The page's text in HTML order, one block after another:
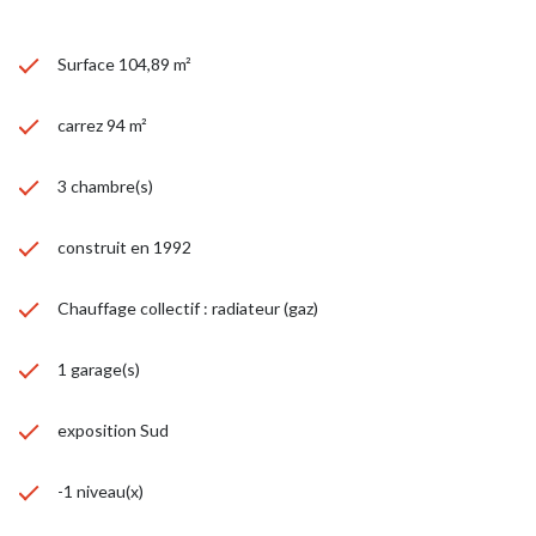
Surface 104,89 m²
carrez 94 m²
3 chambre(s)
construit en 1992
Chauffage collectif : radiateur (gaz)
1 garage(s)
exposition Sud
-1 niveau(x)